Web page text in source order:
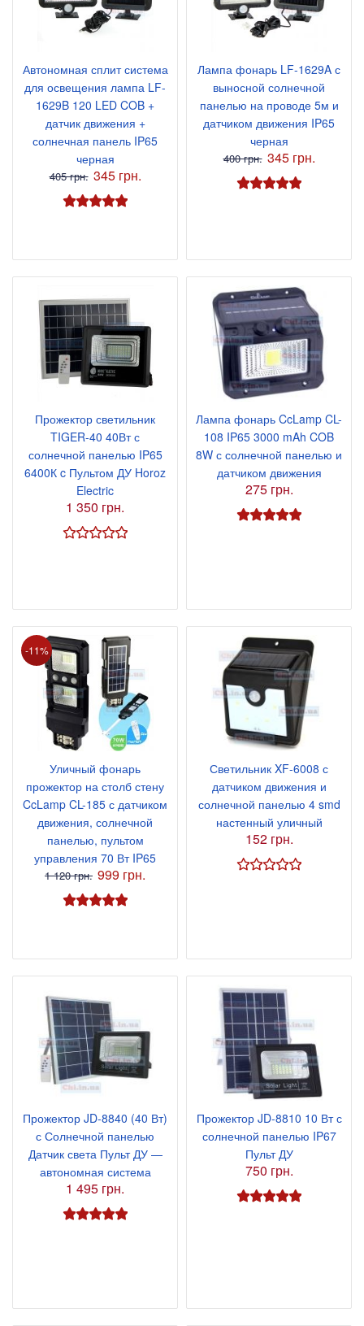
Автономная сплит система
для освещения лампа LF-
1629B 120 LED COB +
датчик движения +
солнечная панель IP65
черная
405 грн. 345 грн.
Лампа фонарь LF-1629A с
выносной солнечной
панелью на проводе 5м и
датчиком движения IP65
черная
400 грн. 345 грн.
Прожектор светильник
TIGER-40 40Вт с
солнечной панелью IP65
6400К c Пультом ДУ Horoz
Electric
1 350 грн.
Лампа фонарь CcLamp CL-
108 IP65 3000 mAh COB
8W с солнечной панелью и
датчиком движения
275 грн.
-11%
Уличный фонарь
прожектор на столб стену
CcLamp CL-185 с датчиком
движения, солнечной
панелью, пультом
управления 70 Вт IP65
1 120 грн. 999 грн.
Светильник XF-6008 с
датчиком движения и
солнечной панелью 4 smd
настенный уличный
152 грн.
Прожектор JD-8840 (40 Вт)
с Солнечной панелью
Датчик света Пульт ДУ —
автономная система
1 495 грн.
Прожектор JD-8810 10 Вт с
солнечной панелью IP67
Пульт ДУ
750 грн.